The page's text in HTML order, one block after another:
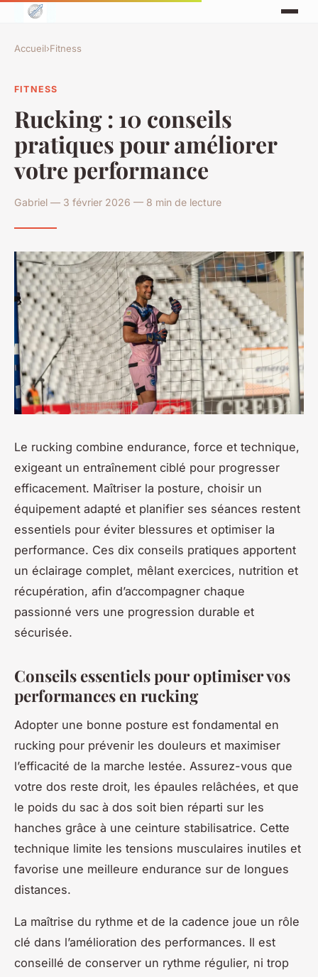
Accueil›Fitness
FITNESS
Rucking : 10 conseils
pratiques pour améliorer
votre performance
Gabriel — 3 février 2026 — 8 min de lecture
Le rucking combine endurance, force et technique,
exigeant un entraînement ciblé pour progresser
efficacement. Maîtriser la posture, choisir un
équipement adapté et planifier ses séances restent
essentiels pour éviter blessures et optimiser la
performance. Ces dix conseils pratiques apportent
un éclairage complet, mêlant exercices, nutrition et
récupération, afin d’accompagner chaque
passionné vers une progression durable et
sécurisée.
Conseils essentiels pour optimiser vos
performances en rucking
Adopter une bonne posture est fondamental en
rucking pour prévenir les douleurs et maximiser
l’efficacité de la marche lestée. Assurez-vous que
votre dos reste droit, les épaules relâchées, et que
le poids du sac à dos soit bien réparti sur les
hanches grâce à une ceinture stabilisatrice. Cette
technique limite les tensions musculaires inutiles et
favorise une meilleure endurance sur de longues
distances.
La maîtrise du rythme et de la cadence joue un rôle
clé dans l’amélioration des performances. Il est
conseillé de conserver un rythme régulier, ni trop